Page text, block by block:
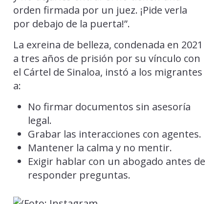
orden firmada por un juez. ¡Pide verla
por debajo de la puerta!”.
La exreina de belleza, condenada en 2021
a tres años de prisión por su vínculo con
el Cártel de Sinaloa, instó a los migrantes
a:
No firmar documentos sin asesoría
legal.
Grabar las interacciones con agentes.
Mantener la calma y no mentir.
Exigir hablar con un abogado antes de
responder preguntas.